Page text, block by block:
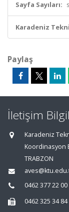
Sayfa Sayıları:
Karadeniz
Paylaş
İletişim
Karadeniz
Koordinasyon
TRABZON
0462 377 22
0462 325 34 84